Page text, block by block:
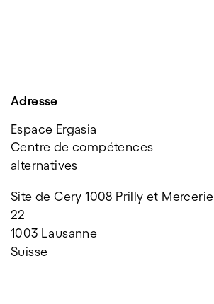
Adresse
Espace Ergasia
Centre de compétences
alternatives
Site de Cery 1008 Prilly et Mercerie
22
1003 Lausanne
Suisse